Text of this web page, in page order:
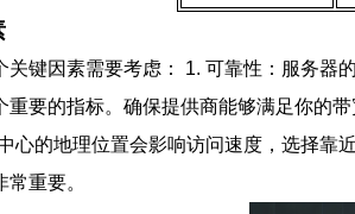
关键因素需要考虑： 1. 可靠性：服务
重要的指标。确保提供商能够满足你的
心的地理位置会影响访问速度，选择
重要。